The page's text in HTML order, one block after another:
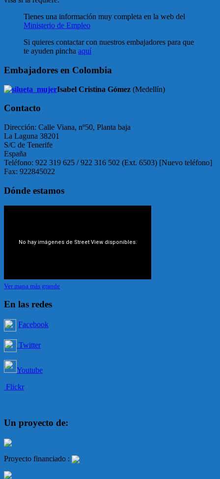
Tienes una información muy completa en la web del
Ministerio de Empleo
Si quieres contactar con nuestros embajadores para que
te ayuden pincha aquí
Embajadores en Colombia
Isabel Cristina Gómez (Medellín)
Contacto
Dirección: Calle Viana, nº50, Planta baja
La Laguna 38201
S/C de Tenerife
España
Teléfono: 922 319 625 / 922 316 502 (Ext. 6503) [Nuevo teléfono]
Fax: 922845022
Dónde estamos
Ver mapa más grande
En las redes
Facebook
Twitter
Youtube
Flickr
Un proyecto de:
Proyecto financiado :